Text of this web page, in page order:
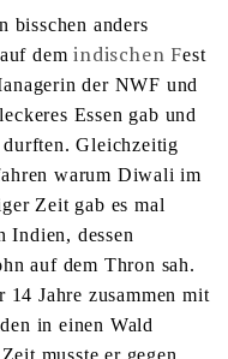
bisschen anders
demindischen Fest
der NWF und
Essen gab und
Gleichzeitig
warum Diwali im
Zeit gab es mal
Indien, dessen
auf dem Thron sah.
Jahre zusammen mit
in einen Wald